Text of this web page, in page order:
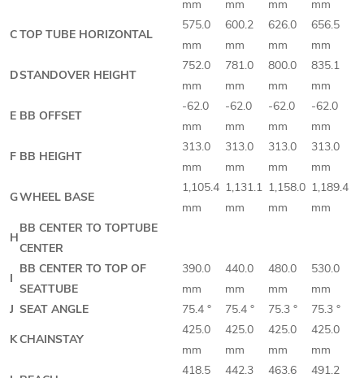
mm
mm
mm
mm
CTOP TUBE HORIZONTAL
575.0
mm
600.2
mm
626.0
mm
656.5
mm
DSTANDOVER HEIGHT
752.0
mm
781.0
mm
800.0
mm
835.1
mm
E BB OFFSET
-62.0
mm
-62.0
mm
-62.0
mm
-62.0
mm
F BB HEIGHT
313.0
mm
313.0
mm
313.0
mm
313.0
mm
GWHEEL BASE
1,105.4
mm
1,131.1
mm
1,158.0
mm
1,189.4
mm
H
BB CENTER TO TOPTUBE
CENTER
I
BB CENTER TO TOP OF
SEATTUBE
390.0
mm
440.0
mm
480.0
mm
530.0
mm
J SEAT ANGLE 75.4 ° 75.4 ° 75.3 °
75.3 °
KCHAINSTAY
425.0
mm
425.0
mm
425.0
mm
425.0
mm
418.5
442.3
463.6
491.2